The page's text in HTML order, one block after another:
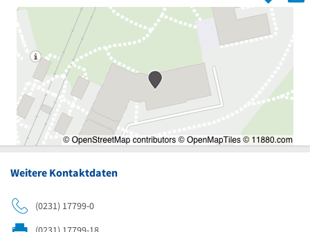
Weitere Kontaktdaten
(0231) 17799-0